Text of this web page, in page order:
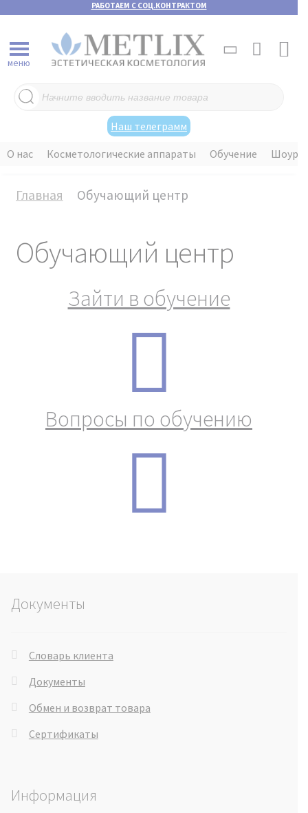
РАБОТАЕМ С СОЦ.КОНТРАКТОМ
Поиск
товаров
Наш телеграмм
меню
О нас Косметологические аппараты Обучение
Главная Обучающий центр
Обучающий центр
Зайти в обучение
Вопросы по обучению
Документы
Словарь клиента
Документы
Обмен и возврат товара
Сертификаты
Информация